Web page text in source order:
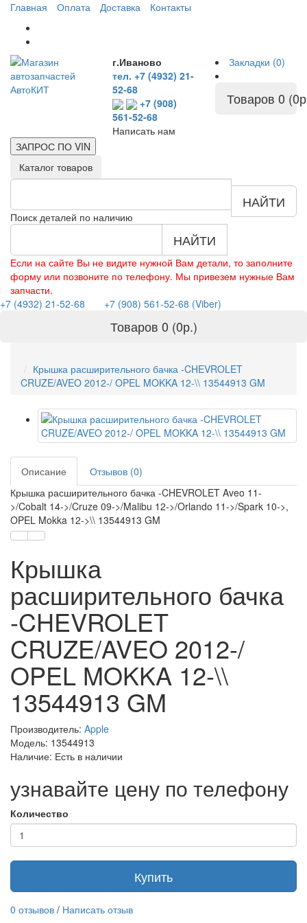
Главная Оплата Доставка Контакты
г.Иваново
тел. +7 (4932) 21-
52-68
+7 (908)
561-52-68
Написать нам
Закладки (0)
Товаров 0
ЗАПРОС ПО VIN
Каталог товаров
Поиск деталей по наличию
НАЙТИ
НАЙТИ
Если на сайте Вы не видите нужной Вам детали, то заполните
форму или позвоните по телефону. Мы привезем нужные Вам
запчасти.
+7 (4932) 21-52-68
+7 (908) 561-52-68 (Viber)
Товаров 0 (0р.)
Крышка расширительного бачка -CHEVROLET
CRUZE/AVEO 2012-/ OPEL MOKKA 12-\\ 13544913 GM
Описание
Отзывов (0)
Крышка расширительного бачка -CHEVROLET Aveo 11-
>/Cobalt 14->/Cruze 09->/Malibu 12->/Orlando 11->/Spark 10->,
OPEL Mokka 12->\\ 13544913 GM
Крышка
расширительного бачка
-CHEVROLET
CRUZE/AVEO 2012-/
OPEL MOKKA 12-\\
13544913 GM
Производитель: Apple
Модель: 13544913
Наличие: Есть в наличии
узнавайте цену по телефону
Количество
Купить
0 отзывов / Написать отзыв